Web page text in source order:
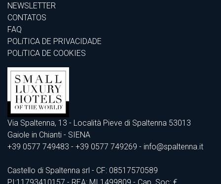
NEWSLETTER
CONTATOS
FAQ
POLíTICA DE PRIVACIDADE
POLíTICA DE COOKIES
Via Spaltenna, 13 - Località Pieve di Spaltenna 53013
Gaiole in Chianti - SIENA
+39 0577 749483 - +39 0577 749269 - info@spaltenna.it
Castello di Spaltenna srl - CF: 08517570589